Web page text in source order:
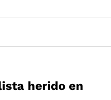
herido en